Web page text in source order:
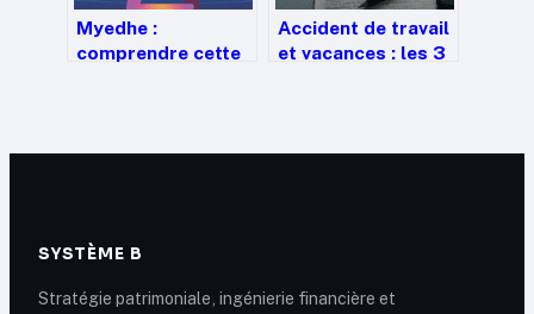
Myedhe :
comprendre cette
Accident de travail
et vacances : les 3
indemnités
SYSTÈME B
Stratégie patrimoniale, ingénierie financière et